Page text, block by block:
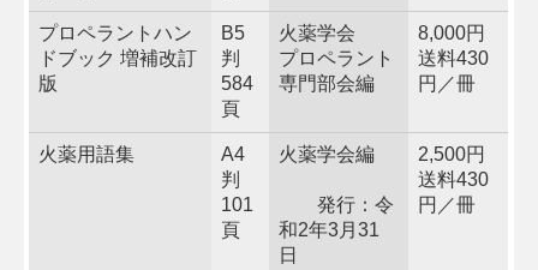
プロペラントハン
ドブック 増補改訂
版
B5
判
584
頁
火薬学会
プロペラント
専門部会編
8,000円
送料430
円／冊
火薬用語集
A4
判
101
頁
火薬学会編
発行：令
和2年3月31
日
2,500円
送料430
円／冊